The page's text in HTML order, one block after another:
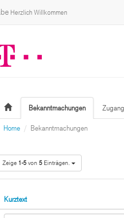
Herzlich Willkommen
Bekanntmachungen
Home Bekanntmachungen
Zeige 1-5von 5Einträgen.
Kurztext